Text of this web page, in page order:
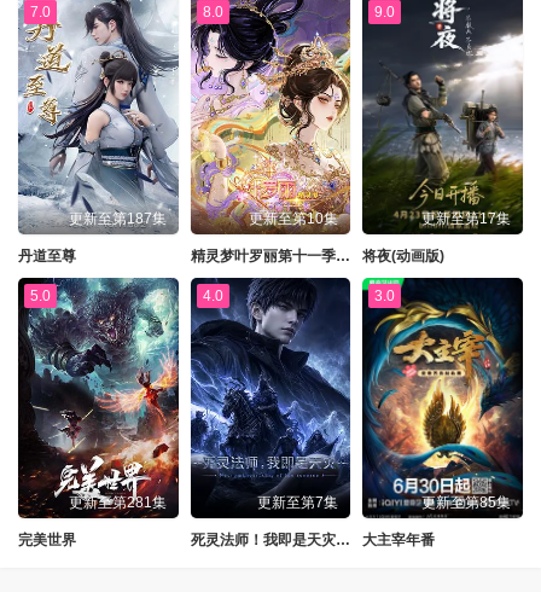
7.0
更新至第187集
丹道至尊
8.0
更新至第10集
精灵梦叶罗丽第十一季（下）
9.0
更新至第17集
将夜(动画版)
5.0
更新至第281集
完美世界
4.0
更新至第7集
死灵法师！我即是天灾动漫版
3.0
更新至第85集
大主宰年番